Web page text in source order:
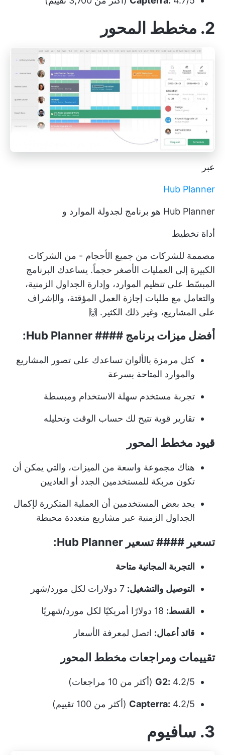
2. مخطط المحور
عبر
Hub Planner
Hub Planner هو برنامج لجدولة الموارد و
أداة تخطيط
مصممة للشركات من جميع الأحجام - من الشركات
الكبيرة إلى العمليات الأصغر حجماً. يساعدك البرنامج
المبسّط على تنظيم الموارد، وإدارة الجداول الزمنية،
والتعامل مع طلبات إجازة العمل المؤقتة، والإشراف
على المشاريع، وغير ذلك الكثير. 🙌
أفضل ميزات برنامج #### Hub Planner:
كتل مرمزة بالألوان تساعدك على تصور المشاريع
والموارد المتاحة بسرعة
تجربة مستخدم سهلة الاستخدام ومبسطة
تقارير قوية تتيح لك حساب الوقت وتحليله
قيود مخطط المحور
هناك مجموعة واسعة من الميزات، والتي يمكن أن
تكون مربكة للمستخدمين الجدد أو العاديين
يجد بعض المستخدمين أن العملية المتكررة لإكمال
الجداول الزمنية عبر مشاريع متعددة محبطة
تسعير #### تسعير Hub Planner:
التجربة المجانية متاحة
التوصيل والتشغيل:
القسط:
قائد أعمال: اتصل لمعرفة الأسعار
تقييمات ومراجعات مخطط المحور
G2: 4.2/5 (أكثر من 10 مراجعات)
Capterra: 4.2/5 (أكثر من 100 تقييم)
3. سافيوم